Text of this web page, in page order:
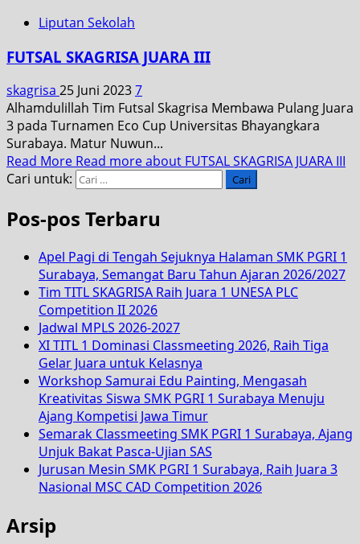
Liputan Sekolah
FUTSAL SKAGRISA JUARA III
skagrisa 25 Juni 20237
Alhamdulillah Tim Futsal Skagrisa Membawa Pulang Juara
3 pada Turnamen Eco Cup Universitas Bhayangkara
Surabaya. Matur Nuwun...
Read More Read more about FUTSAL SKAGRISA JUARA III
Cari untuk:
Pos-pos Terbaru
Apel Pagi di Tengah Sejuknya Halaman SMK PGRI 1
Surabaya, Semangat Baru Tahun Ajaran 2026/2027
Tim TITL SKAGRISA Raih Juara 1 UNESA PLC
Competition II 2026
Jadwal MPLS 2026-2027
XI TITL 1 Dominasi Classmeeting 2026, Raih Tiga
Gelar Juara untuk Kelasnya
Workshop Samurai Edu Painting, Mengasah
Kreativitas Siswa SMK PGRI 1 Surabaya Menuju
Ajang Kompetisi Jawa Timur
Semarak Classmeeting SMK PGRI 1 Surabaya, Ajang
Unjuk Bakat Pasca-Ujian SAS
Jurusan Mesin SMK PGRI 1 Surabaya, Raih Juara 3
Nasional MSC CAD Competition 2026
Arsip